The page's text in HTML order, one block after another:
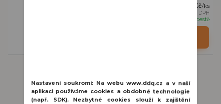
1 786 Kč/ks
bez DPH
na cestě
Nastavení soukromí: Na webu www.ddq.cz a v naší
aplikaci používáme cookies a obdobné technologie
(např. SDK). Nezbytné cookies slouží k zajištění